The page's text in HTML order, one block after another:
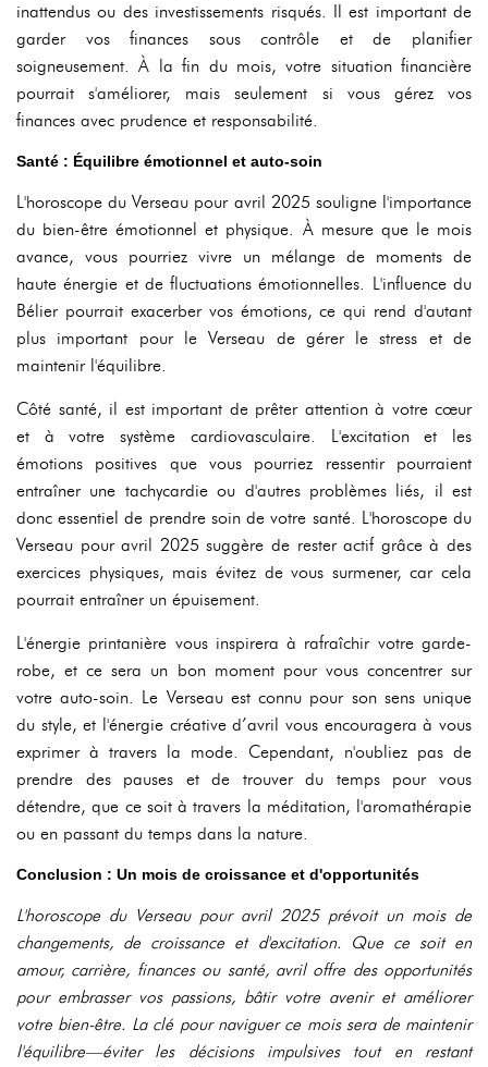
inattendus ou des investissements risqués. Il est important de
garder vos finances sous contrôle et de planifier
soigneusement. À la fin du mois, votre situation financière
pourrait s'améliorer, mais seulement si vous gérez vos
finances avec prudence et responsabilité.
Santé : Équilibre émotionnel et auto-soin
L'horoscope du Verseau pour avril 2025 souligne l'importance
du bien-être émotionnel et physique. À mesure que le mois
avance, vous pourriez vivre un mélange de moments de
haute énergie et de fluctuations émotionnelles. L'influence du
Bélier pourrait exacerber vos émotions, ce qui rend d'autant
plus important pour le Verseau de gérer le stress et de
maintenir l'équilibre.
Côté santé, il est important de prêter attention à votre cœur
et à votre système cardiovasculaire. L'excitation et les
émotions positives que vous pourriez ressentir pourraient
entraîner une tachycardie ou d'autres problèmes liés, il est
donc essentiel de prendre soin de votre santé. L'horoscope du
Verseau pour avril 2025 suggère de rester actif grâce à des
exercices physiques, mais évitez de vous surmener, car cela
pourrait entraîner un épuisement.
L'énergie printanière vous inspirera à rafraîchir votre garde-
robe, et ce sera un bon moment pour vous concentrer sur
votre auto-soin. Le Verseau est connu pour son sens unique
du style, et l'énergie créative d’avril vous encouragera à vous
exprimer à travers la mode. Cependant, n'oubliez pas de
prendre des pauses et de trouver du temps pour vous
détendre, que ce soit à travers la méditation, l'aromathérapie
ou en passant du temps dans la nature.
Conclusion : Un mois de croissance et d'opportunités
L'horoscope du Verseau pour avril 2025 prévoit un mois de
changements, de croissance et d'excitation. Que ce soit en
amour, carrière, finances ou santé, avril offre des opportunités
pour embrasser vos passions, bâtir votre avenir et améliorer
votre bien-être. La clé pour naviguer ce mois sera de maintenir
l'équilibre—éviter les décisions impulsives tout en restant